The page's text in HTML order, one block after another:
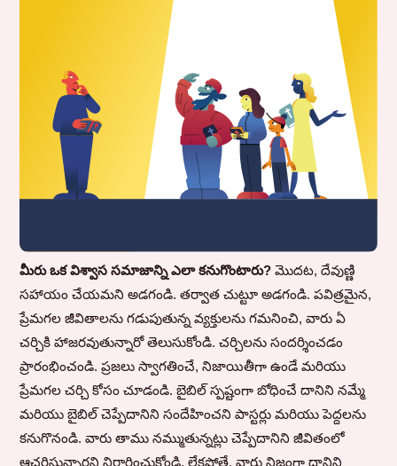
మీరు ఒక విశ్వాస సమాజాన్ని ఎలా కనుగొంటారు? మొదట, దేవుణ్ణి
సహాయం చేయమని అడగండి. తర్వాత చుట్టూ అడగండి. పవిత్రమైన,
ప్రేమగల జీవితాలను గడుపుతున్న వ్యక్తులను గమనించి, వారు ఏ
చర్చికి హాజరవుతున్నారో తెలుసుకోండి. చర్చిలను సందర్శించడం
ప్రారంభించండి. ప్రజలు స్వాగతించే, నిజాయితీగా ఉండే మరియు
ప్రేమగల చర్చి కోసం చూడండి. బైబిల్ స్పష్టంగా బోధించే దానిని నమ్మే
మరియు బైబిల్ చెప్పేదానిని సందేహించని పాస్టర్లు మరియు పెద్దలను
కనుగొనండి. వారు తాము నమ్ముతున్నట్లు చెప్పేదానిని జీవితంలో
ఆచరిస్తున్నారని నిర్ధారించుకోండి. లేకపోతే, వారు నిజంగా దానిని